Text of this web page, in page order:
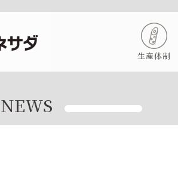
生産体制
NEWS